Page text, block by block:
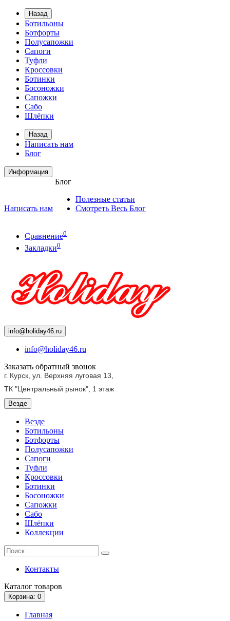
Назад
Ботильоны
Ботфорты
Полусапожки
Сапоги
Туфли
Кроссовки
Ботинки
Босоножки
Сапожки
Сабо
Шлёпки
Назад
Написать нам
Блог
Информация
Написать нам
Блог
Полезные статьи
Смотреть Весь Блог
Сравнение0
Закладки0
info@holiday46.ru
info@holiday46.ru
Заказать обратный звонок
г. Курск, ул. Верхняя луговая 13,
ТК "Центральный рынок", 1 этаж
Везде
Везде
Ботильоны
Ботфорты
Полусапожки
Сапоги
Туфли
Кроссовки
Ботинки
Босоножки
Сапожки
Сабо
Шлёпки
Коллекции
Контакты
Каталог товаров
Корзина: 0
Главная